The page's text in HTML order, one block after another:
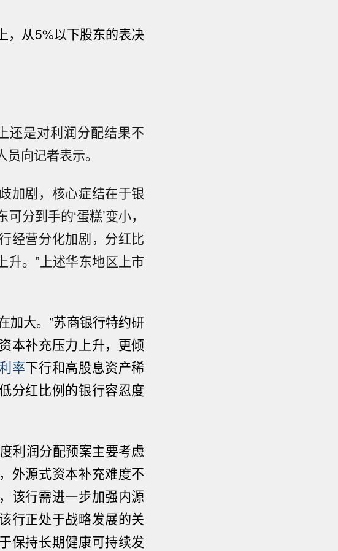
，从5%以下股东的表决
还是对利润分配结果不
向记者表示。
加剧，核心症结在于银
分到手的‘蛋糕’变小，
经营分化加剧，分红比
。”上述华东地区上市
加大。”苏商银行特约研
本补充压力上升，更倾
率下行和高股息资产稀
分红比例的银行容忍度
利润分配预案主要考虑
外源式资本补充难度不
该行需进一步加强内源
行正处于战略发展的关
保持长期健康可持续发